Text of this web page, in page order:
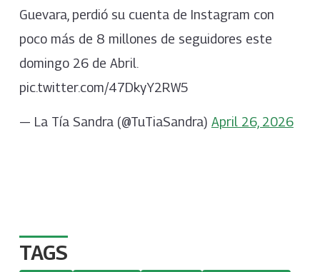
Guevara, perdió su cuenta de Instagram con
poco más de 8 millones de seguidores este
domingo 26 de Abril.
pic.twitter.com/47DkyY2RW5
— La Tía Sandra (@TuTiaSandra) April 26, 2026
TAGS